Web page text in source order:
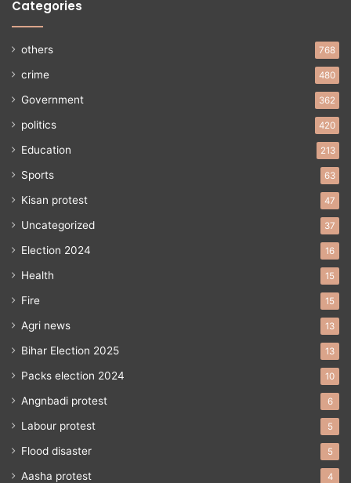
Categories
others 768
crime 480
Government 362
politics 420
Education 213
Sports 63
Kisan protest 47
Uncategorized 37
Election 2024 16
Health 15
Fire 15
Agri news 13
Bihar Election 2025 13
Packs election 2024 10
Angnbadi protest 6
Labour protest 5
Flood disaster 5
Aasha protest 4